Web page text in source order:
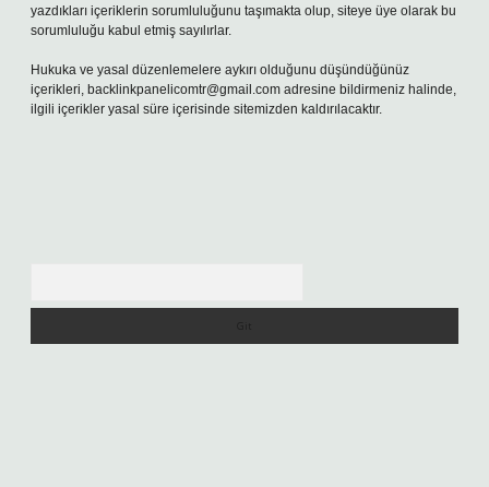
yazdıkları içeriklerin sorumluluğunu taşımakta olup, siteye üye olarak bu
sorumluluğu kabul etmiş sayılırlar.
Hukuka ve yasal düzenlemelere aykırı olduğunu düşündüğünüz
içerikleri, backlinkpanelicomtr@gmail.com adresine bildirmeniz halinde,
ilgili içerikler yasal süre içerisinde sitemizden kaldırılacaktır.